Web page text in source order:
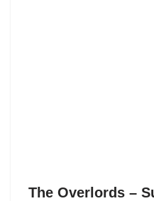
The Overlords ‎–